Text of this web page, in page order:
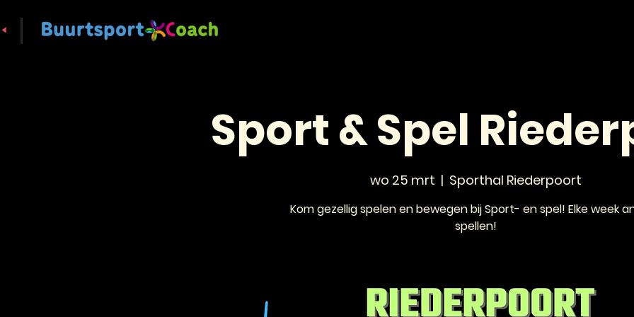
Sport & Spel
wo 25 mrt
  |
Sporthal Riederpoort
Kom gezellig spelen en bewegen bij Sport- en spel! Elke week
spellen!